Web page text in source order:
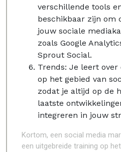
verschillende tools
beschikbaar zijn om
jouw sociale
zoals Google
Sprout Social.
Trends: Je leert
op het gebied van
zodat je altijd op de
laatste
integreren in jouw
Kortom, een social media
een uitgebreide training op